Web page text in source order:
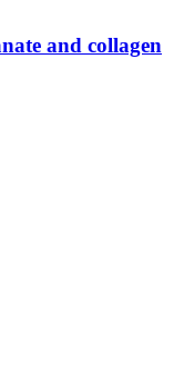
and collagen